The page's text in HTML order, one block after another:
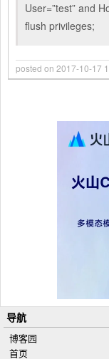
User=”test” and
flush privileges;
posted on 2017-10-17
导航
博客园
首页